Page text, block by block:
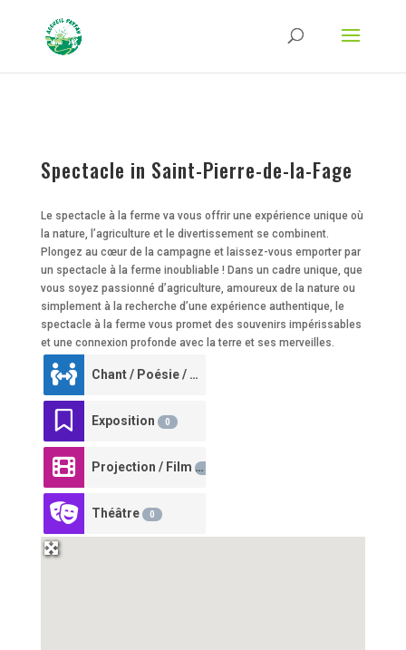
Type-Options Referrer-Policy Permissions-Policy
ga('require', 'GTM-TFCVLFN');
Spectacle in Saint-Pierre-de-la-Fage
Le spectacle à la ferme va vous offrir une expérience unique où
la nature, l’agriculture et le divertissement se combinent.
Plongez au cœur de la campagne et laissez-vous emporter par
un spectacle à la ferme inoubliable ! Dans un cadre unique, que
vous soyez passionné d’agriculture, amoureux de la nature ou
simplement à la recherche d’une expérience authentique, le
spectacle à la ferme vous promet des souvenirs impérissables
et une connexion profonde avec la terre et ses merveilles.
Chant / Poésie / Conte
Exposition 0
Projection / Film0
Théâtre 0